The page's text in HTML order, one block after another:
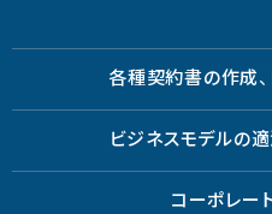
各種契約書の作成
ビジネスモデルの
コーポレー